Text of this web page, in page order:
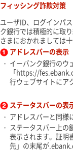
フィッシング詐欺対策
ユーザID、ログインパ
ク銀行では積極的に取
さまにおかれましては
アドレスバーの表示
・ イーバンク銀行のウ
「https://
行ウェブサイトにア
ステータスバーの表
・ アドレスバーと同様
・ ステータスバー上の
表示されます。証明
先」の末尾が